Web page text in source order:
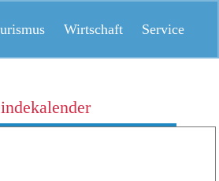
Wirtschaft Service